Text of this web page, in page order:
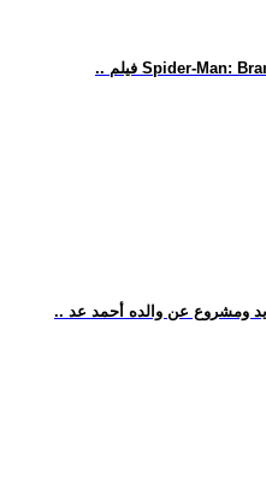
ومشروع عن والده أحمد عد